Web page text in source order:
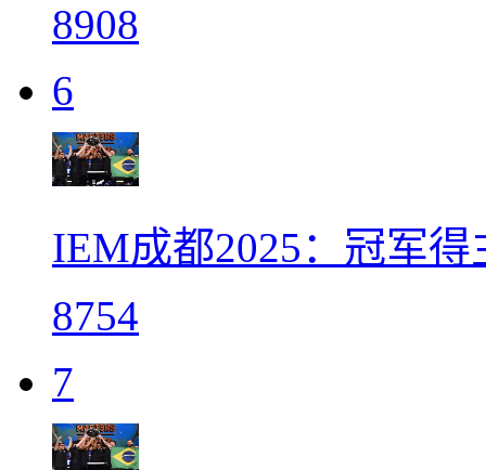
8908
6
IEM成都2025：冠军
8754
7